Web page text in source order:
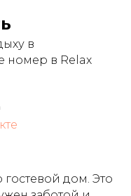
в
номер в Relax
гостевой дом. Это